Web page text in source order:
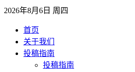
2026年8月6日 周四
首页
关于我们
投稿指南
投稿指南